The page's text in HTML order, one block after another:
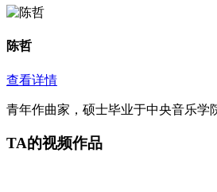
陈哲
查看详情
青年作曲家，硕士毕业于中央音乐学
TA的视频作品